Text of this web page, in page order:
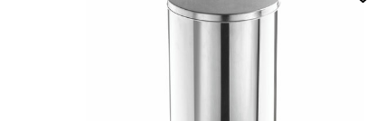
Доставка от 2 до 3 дней